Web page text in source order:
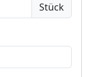
Stück